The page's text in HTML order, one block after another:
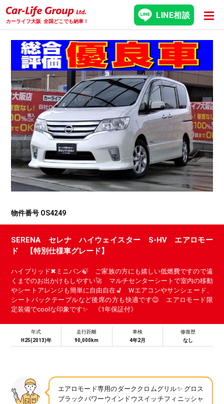
カーライフ大阪 全国どこでも納車！
LINE相談
物件番号 OS4249
SERENA セレナ ハイウェイスター S-HV エアロモー
ド 【特別仕様車グレード】
ハイブリッド✖ミニバン🍃 ご家族の方にも嬉しい低燃費ですので遠
くまでのお出かけもしやすい🚀 マルチセンターシートで室内の移動
やシートアレンジも簡単に自由自在💺 Wエアコンやサンシェード、
シートバックテーブルなど後席の方も快適です😉 エアロモード限
定装備でcoolな印象です✨ 《1年保証付》
年式
H25(2013)年
走行距離
90,000km
車検
4年2月
修復歴
なし
エアロモード専用のダーククロムグリル✨ グロス
ブラックパワーウインドウスイッチフィニッシャ